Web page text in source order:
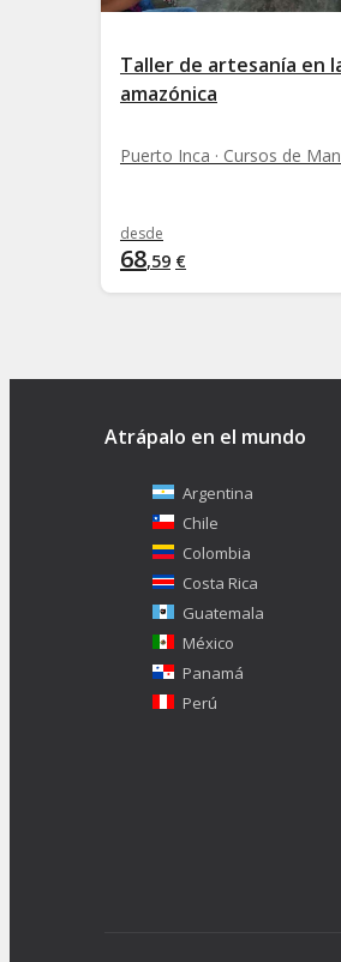
Taller de artesanía en
amazónica
desde
68,59 €
Atrápalo en el mundo
Argentina
Chile
Colombia
Costa Rica
Guatemala
México
Panamá
Perú